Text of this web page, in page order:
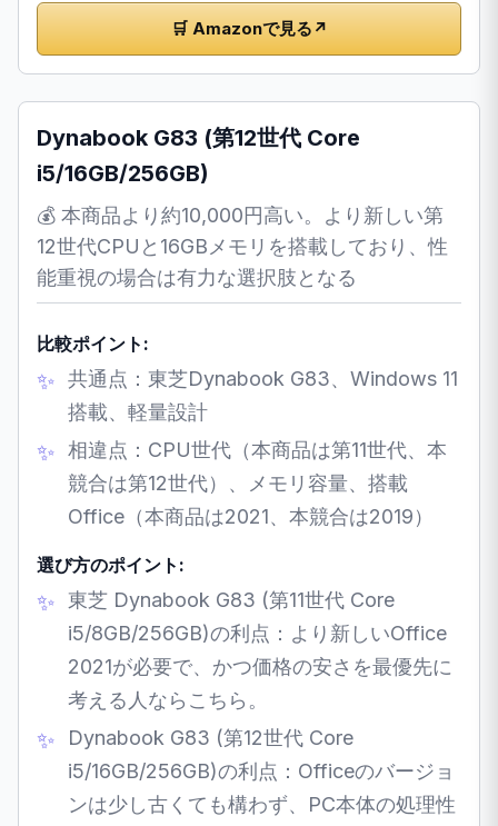
🛒 Amazonで見る ↗
Dynabook G83 (第12世代 Core
i5/16GB/256GB)
💰 本商品より約10,000円高い。より新しい第
12世代CPUと16GBメモリを搭載しており、性
能重視の場合は有力な選択肢となる
比較ポイント:
共通点：東芝Dynabook G83、Windows 11
搭載、軽量設計
相違点：CPU世代（本商品は第11世代、本
競合は第12世代）、メモリ容量、搭載
Office（本商品は2021、本競合は2019）
選び方のポイント:
東芝 Dynabook G83 (第11世代 Core
i5/8GB/256GB)の利点：より新しいOffice
2021が必要で、かつ価格の安さを最優先に
考える人ならこちら。
Dynabook G83 (第12世代 Core
i5/16GB/256GB)の利点：Officeのバージョ
ンは少し古くても構わず、PC本体の処理性